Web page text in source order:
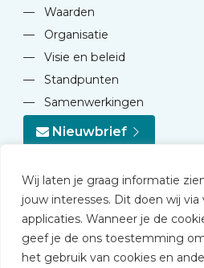
Wij laten je graag informatie
jouw interesses. Dit doen wij via
applicaties. Wanneer je de
geef je de ons toestemming
het gebruik van cookies en
—
Waarden
—
Organisatie
—
Visie en beleid
—
Standpunten
—
Samenwerkingen
Nieuwbrief
© 2026 NVD
Privacy statement